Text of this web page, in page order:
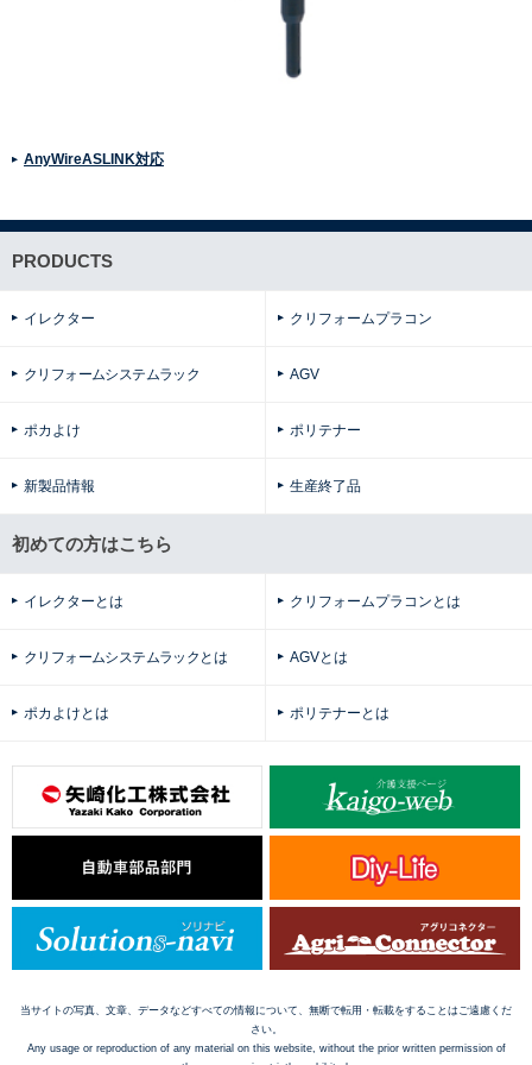
AnyWireASLINK対応
PRODUCTS
イレクター クリフォームプラコン
クリフォームシステムラック AGV
ポカよけ ポリテナー
新製品情報 生産終了品
初めての方はこちら
イレクターとは クリフォームプラコンとは
クリフォームシステムラックとは AGVとは
ポカよけとは ポリテナーとは
当サイトの写真、文章、データなどすべての情報について、無断で転用・転載をすることはご遠慮くだ
さい。
Any usage or reproduction of any material on this website, without the prior written permission of